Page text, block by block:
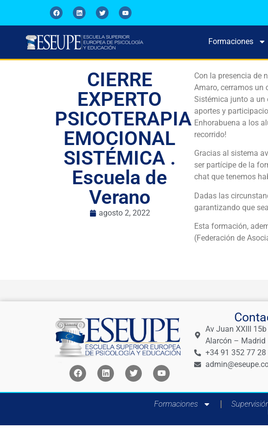
Formaciones
CIERRE
EXPERTO
PSICOTERAPIA
EMOCIONAL
SISTÉMICA .
Escuela de
Verano
agosto 2, 2022
Con la presencia de
Amaro, cerramos un
Sistémica junto a un
aportes y
Enhorabuena a los
recorrido!
Gracias al sistema
ser partícipe de la
chat que tenemos
Dadas las
garantizando que
Esta formación,
(Federación de
Av Juan XXIII
Alarcón – Madrid
+34 91 352 77 28
Formaciones